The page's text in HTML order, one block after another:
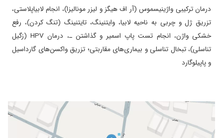
چک اپ انجام دادم ۱۴۰۰/۱۲/۰۹
بهترین وبااخلاق ترین پزشک زنان ۱۷ سال پیش
دخترم توسط ایشان بدنیا اومد با تشکر از ایشان
۱۴۰۱/۰۷/۱۷
خوب یود ۱۴۰۳/۱۲/۱۳
بسیار عالی و ۱۴۰۲/۱۱/۲۸
از نوجوانی تحت نظر ایشان بودم و کار درمانشان
خوب است
۱۳۹۹/۰۶/۰۴
درمان ترکیبی واژینیسموس (آر اف هیگز و لیزر مونالیزا)، انجام لابیاپلاستی،
تزریق ژل و چربی به ناحیه لابیا، وایتنینگ، تایتنینگ (تنگ کردن)، رفع
خشکی واژن، انجام تست پاپ اسمیر و گذاشتن ـ، درمان HPV (زگیل
تناسلی)، تبخال تناسلی و بیماری‌های مقاربتی؛ تزریق واکسن‌های گارداسیل
و پاپیلوگارد